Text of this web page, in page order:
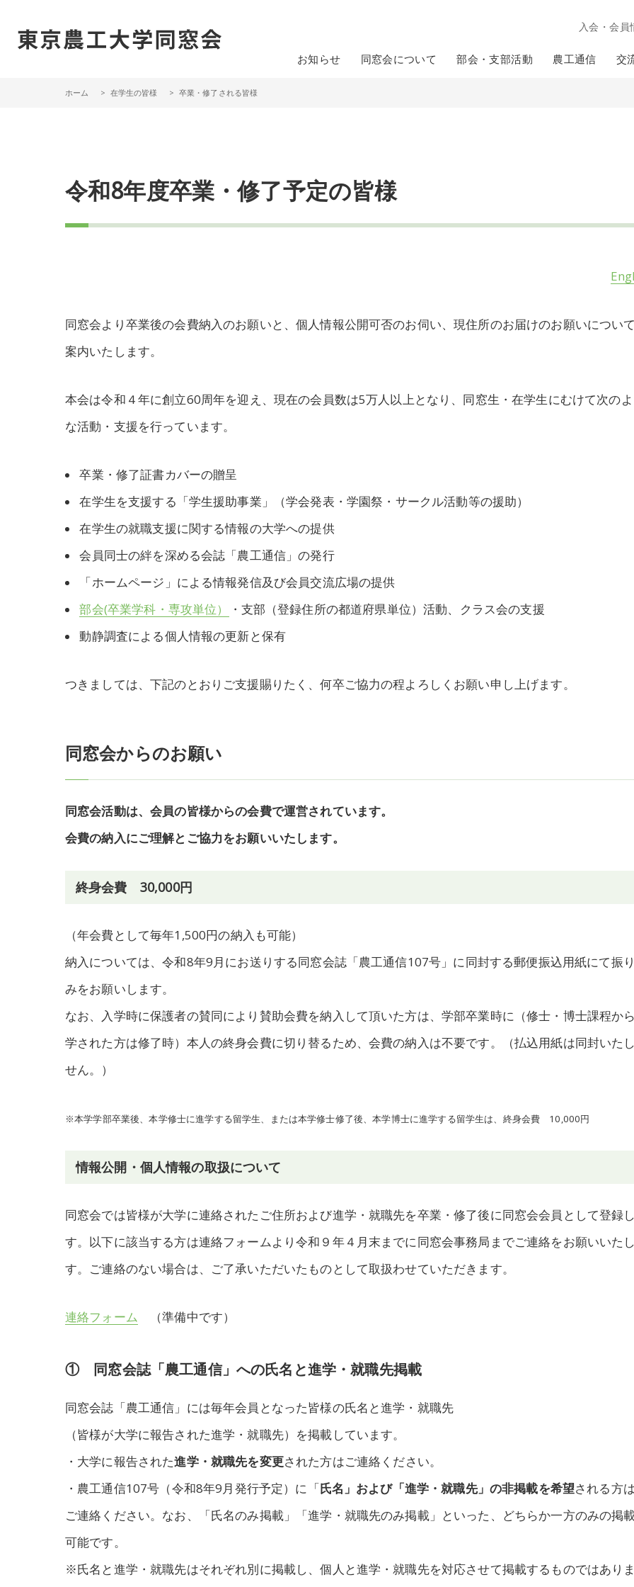
入会・会員
お知らせ 同窓会について 部会・支部活動 農工通信 交
ホーム 在学生の皆様 卒業・修了される皆様
令和8年度卒業・修了予定の皆様
同窓会より卒業後の会費納入のお願いと、個人情報公開可否のお伺い、現住所のお届けのお願いについ
案内いたします。
本会は令和４年に創立60周年を迎え、現在の会員数は5万人以上となり、同窓生・在学生にむけて次のよ
な活動・支援を行っています。
卒業・修了証書カバーの贈呈
在学生を支援する「学生援助事業」（学会発表・学園祭・サークル活動等の援助）
在学生の就職支援に関する情報の大学への提供
会員同士の絆を深める会誌「農工通信」の発行
「ホームページ」による情報発信及び会員交流広場の提供
部会(卒業学科・専攻単位）
・支部（登録住所の都道府県単位）活動、クラス会の支援
動静調査による個人情報の更新と保有
つきましては、下記のとおりご支援賜りたく、何卒ご協力の程よろしくお願い申し上げます。
同窓会からのお願い
同窓会活動は、会員の皆様からの会費で運営されています。
会費の納入にご理解とご協力をお願いいたします。
終身会費 30,000円
（年会費として毎年1,500円の納入も可能）
納入については、令和8年9月にお送りする同窓会誌「農工通信107号」に同封する郵便振込用紙にて振
みをお願いします。
なお、入学時に保護者の賛同により賛助会費を納入して頂いた方は、学部卒業時に（修士・博士課程か
学された方は修了時）本人の終身会費に切り替るため、会費の納入は不要です。（払込用紙は同封いた
せん。）
※本学学部卒業後、本学修士に進学する留学生、または本学修士修了後、本学博士に進学する留学生は、終身会費 10,000円
情報公開・個人情報の取扱について
同窓会では皆様が大学に連絡されたご住所および進学・就職先を卒業・修了後に同窓会会員として登録
す。以下に該当する方は連絡フォームより令和９年４月末までに同窓会事務局までご連絡をお願いいた
す。ご連絡のない場合は、ご了承いただいたものとして取扱わせていただきます。
連絡フォーム （準備中です）
① 同窓会誌「農工通信」への氏名と進学・就職先掲載
同窓会誌「農工通信」には毎年会員となった皆様の氏名と進学・就職先
（皆様が大学に報告された進学・就職先）を掲載しています。
・大学に報告された進学・就職先を変更された方はご連絡ください。
・農工通信107号（令和8年9月発行予定）に「氏名」および「進学・就職先」の非掲載を希望される方は
ご連絡ください。なお、「氏名のみ掲載」「進学・就職先のみ掲載」といった、どちらか一方のみの掲
可能です。
※氏名と進学・就職先はそれぞれ別に掲載し、個人と進学・就職先を対応させて掲載するものではあり